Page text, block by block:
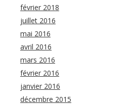
février 2018
juillet 2016
mai 2016
avril 2016
mars 2016
février 2016
janvier 2016
décembre 2015